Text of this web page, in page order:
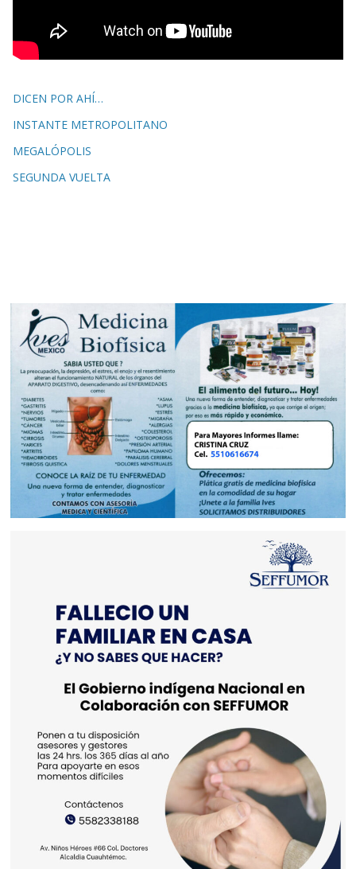
DICEN POR AHÍ…
INSTANTE METROPOLITANO
MEGALÓPOLIS
SEGUNDA VUELTA